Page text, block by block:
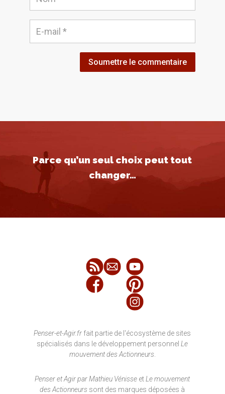
Soumettre le commentaire
Parce qu’un seul choix peut tout
changer…
Penser-et-Agir.fr fait partie de l'écosystème de sites
spécialisés dans le développement personnelLe
mouvement des Actionneurs.
Penser et Agir par Mathieu Vénisse et Le mouvement
des Actionneurs sont des marques déposées à